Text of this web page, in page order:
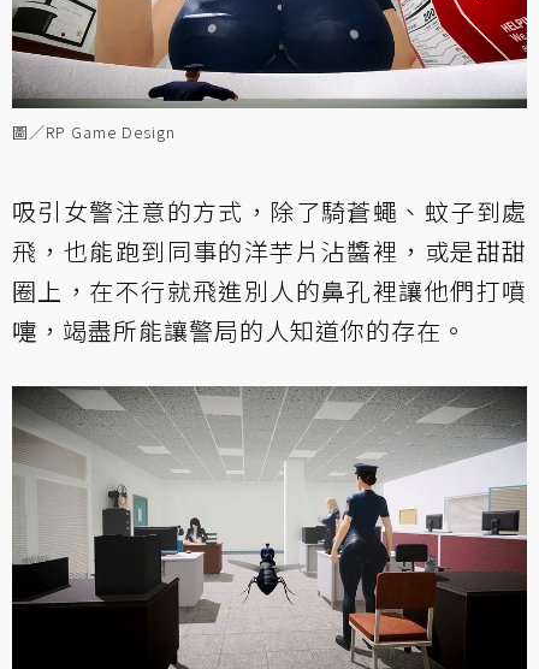
圖／RP Game Design
吸引女警注意的方式，除了騎蒼蠅、蚊子到處
飛，也能跑到同事的洋芋片沾醬裡，或是甜甜
圈上，在不行就飛進別人的鼻孔裡讓他們打噴
嚏，竭盡所能讓警局的人知道你的存在。